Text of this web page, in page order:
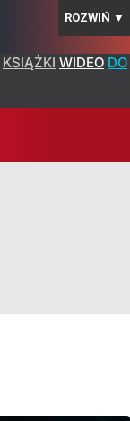
ROZWIŃ ▼
KSIĄŻKI WIDEO DO